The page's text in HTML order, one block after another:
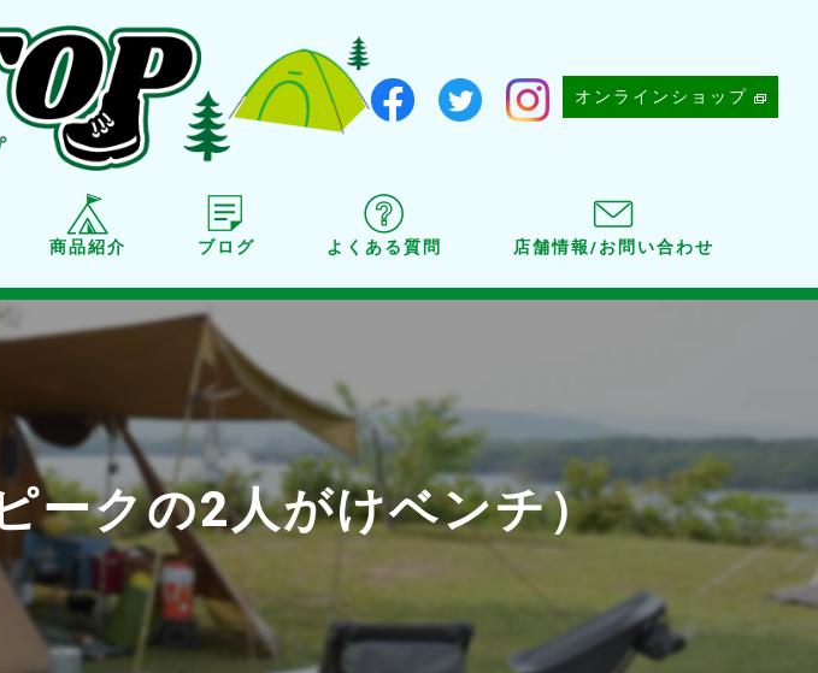
オンラインショップ
商品紹介
商品紹介
点検・メンテナンス
ブログ よくある質問 店舗情報/お問い合わせ
ークの2人がけベンチ）